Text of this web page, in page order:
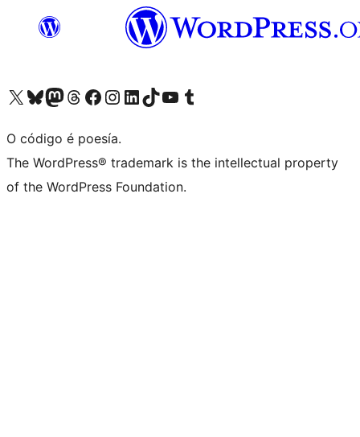
Visita la cuenta de X (anteriormente Twitter)
Visita a nosa conta de Bluesky
Visita a nosa conta de Mastodon
Visita a nosa conta de Threads
Visita a nosa páxina de Facebook
Visita a nosa conta de Instagram
Visita a nosa conta de LinkedIn
Visita a nosa conta de TikTok
Visita a nosa canle de YouTube
Visita a nosa conta de Tumblr
O código é poesía.
The WordPress® trademark is the intellectual property
of the WordPress Foundation.